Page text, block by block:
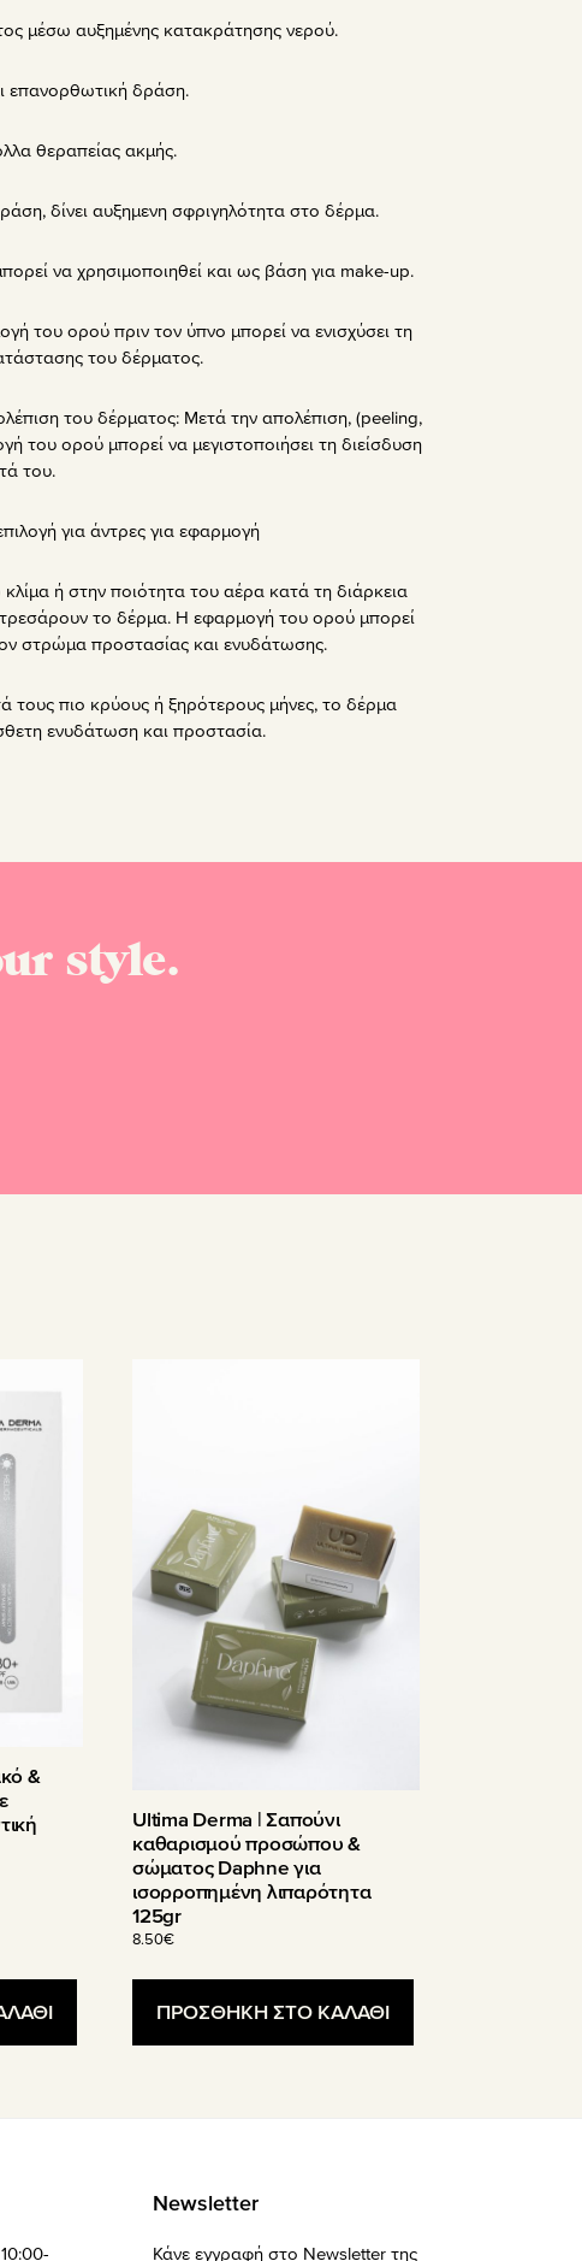
μέσω αυξημένης κατακράτησης νερού.
επανορθωτική δράση.
θεραπείας ακμής.
δίνει αυξημενη σφριγηλότητα στο δέρμα.
να χρησιμοποιηθεί και ως βάση για make-up.
του ορού πριν τον ύπνο μπορεί να ενισχύσει τη
του δέρματος.
του δέρματος: Μετά την απολέπιση, (peeling,
του ορού μπορεί να μεγιστοποιήσει τη διείσδυση
του.
για άντρες για εφαρμογή
κλίμα ή στην ποιότητα του αέρα κατά τη διάρκεια
το δέρμα. Η εφαρμογή του ορού μπορεί
στρώμα προστασίας και ενυδάτωσης.
τους πιο κρύους ή ξηρότερους μήνες, το δέρμα
ενυδάτωση και προστασία.
style.
&
Ultima Derma | Σαπούνι
καθαρισμού προσώπου &
σώματος Daphne για
ισορροπημένη λιπαρότητα
125gr
8.50€
ΠΡΟΣΘΗΚΗ ΣΤΟ ΚΑΛΑΘΙ
Newsletter
Κάνε εγγραφή στο Newsletter της